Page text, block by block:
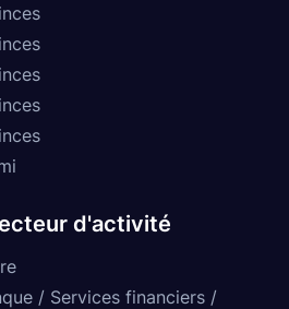
d'activité
/ Services financiers /